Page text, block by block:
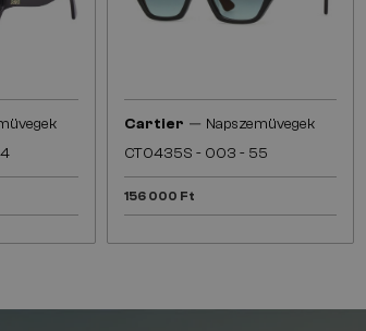
Cartier — Napszemüvegek
CT0435S - 003 - 55
156 000 Ft